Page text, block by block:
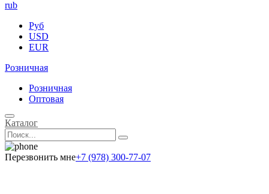
rub
Руб
USD
EUR
Розничная
Розничная
Оптовая
Каталог
Перезвонить мне+7 (978) 300-77-07